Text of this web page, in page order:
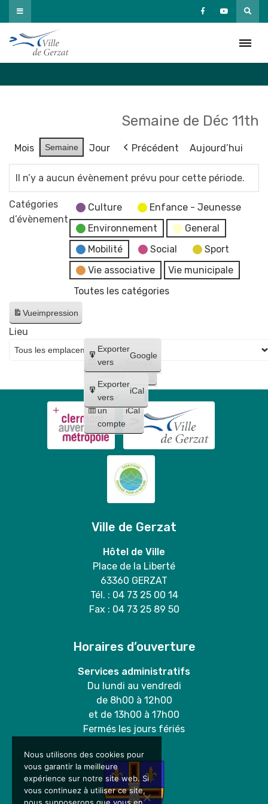
Passer
au
contenu
Semaine de Déc 11th
Mois Semaine Jour Précédent Aujourd’hui
Il n’y a aucun évènement prévu pour cette période.
Catégories
d’évènement
Culture
Enfance - Jeunesse
Environnement
General
Mobilité
Social
Sport
Vie associative
Vie municipale
Toutes les catégories
Vueimpression
Créer
un
compte
Google
Créer
un
compte
iCal
Exporter
vers
Google
Exporter
vers
iCal
Lieu
Ville de Gerzat
Hôtel de Ville
Place de la Liberté
63360 GERZAT
Tél. : 04 73 25 00 14
Fax : 04 73 25 89 50
Horaires d’ouverture
Services administratifs
Du lundi au vendredi
de 8h00 à 12h00
et de 13h00 à 17h00
Fermés les jours fériés
Nous utilisons des cookies pour
vous garantir la meilleure
expérience sur notre site web. Si
vous continuez à utiliser ce site,